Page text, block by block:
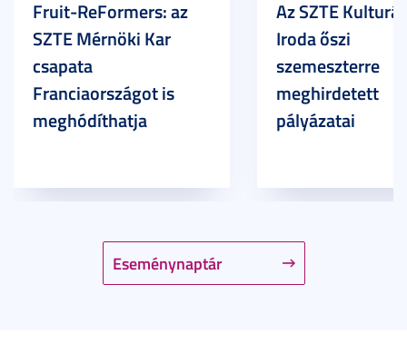
Eseménynaptár
Fruit-ReFormers: az
SZTE Mérnöki Kar
csapata
Franciaországot is
meghódíthatja
Az SZTE
Iroda őszi
szemeszterre
meghirdetett
pályázatai